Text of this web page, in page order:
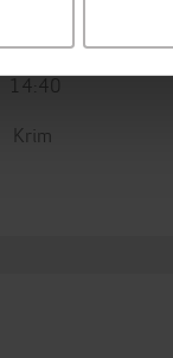
14:40
Krim